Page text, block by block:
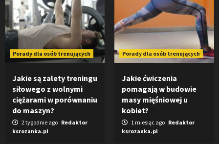
Porady dla osób trenujących
Jakie są zalety treningu
siłowego z wolnymi
ciężarami w porównaniu
do maszyn?
2 tygodnie ago Redaktor
ksrozanka.pl
Porady dla osób trenujących
Jakie ćwiczenia
pomagają w budowie
masy mięśniowej u
kobiet?
1 miesiąc ago Redaktor
ksrozanka.pl